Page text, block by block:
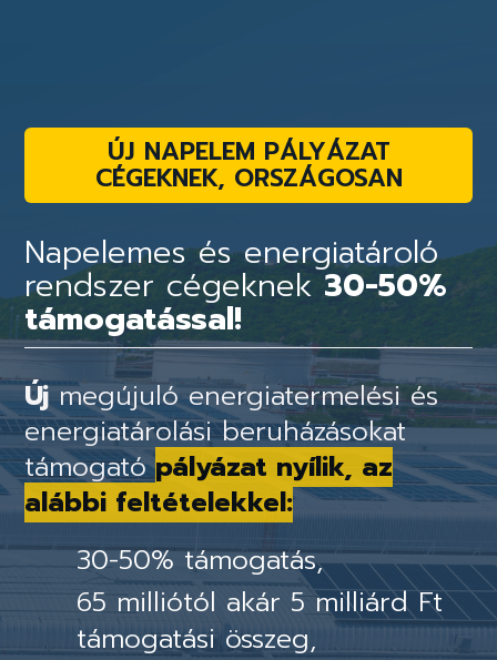
ÚJ NAPELEM PÁLYÁZAT
CÉGEKNEK, ORSZÁGOSAN
Napelemes és energiatároló
rendszer cégeknek30-50%
támogatással!
Újmegújuló energiatermelési és
energiatárolási beruházásokat
támogató pályázat nyílik, az
alábbi feltételekkel:
30-50% támogatás,
65 milliótól akár 5 milliárd Ft
támogatási összeg,